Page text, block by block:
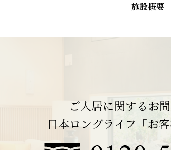
施設概要
ご入居に関するお
日本ロングライフ「お